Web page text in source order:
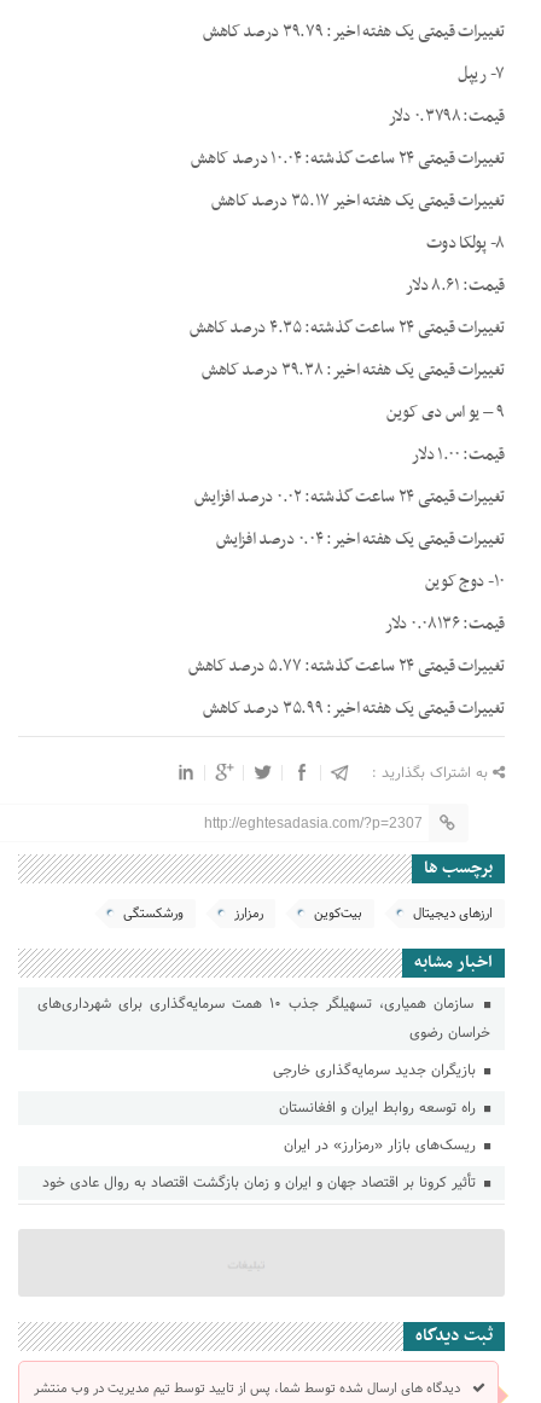
تغییرات قیمتی یک هفته اخیر: ۳۹.۷۹ درصد کاهش
۷- ریپل
قیمت: ۰.۳۷۹۸ دلار
تغییرات قیمتی ۲۴ ساعت گذشته: ۱۰.۰۴ درصد کاهش
تغییرات قیمتی یک هفته اخیر ۳۵.۱۷ درصد کاهش
۸- پولکا دوت
قیمت: ۸.۶۱ دلار
تغییرات قیمتی ۲۴ ساعت گذشته: ۴.۳۵ درصد کاهش
تغییرات قیمتی یک هفته اخیر: ۳۹.۳۸ درصد کاهش
۹ – یو اس دی کوین
قیمت: ۱.۰۰ دلار
تغییرات قیمتی ۲۴ ساعت گذشته: ۰.۰۲ درصد افزایش
تغییرات قیمتی یک هفته اخیر: ۰.۰۴ درصد افزایش
۱۰- دوج کوین
قیمت: ۰.۰۸۱۳۶ دلار
تغییرات قیمتی ۲۴ ساعت گذشته: ۵.۷۷ درصد کاهش
تغییرات قیمتی یک هفته اخیر: ۳۵.۹۹ درصد کاهش
به اشتراک بگذارید :
http://eghtesadasia.com/?p=2307
برچسب ها
ارزهای دیجیتال بیت‌کوین رمزارز ورشکستگی
اخبار مشابه
سازمان همیاری، تسهیلگر جذب ۱۰ همت سرمایه‌گذاری برای شهرداری‌های
خراسان رضوی
بازیگران جدید سرمایه‌گذاری خارجی
راه توسعه روابط ایران و افغانستان
ریسک‌های بازار «رمزارز» در ایران
تأثیر کرونا بر اقتصاد جهان و ایران و زمان بازگشت اقتصاد به روال عادی خود
ثبت دیدگاه
دیدگاه های ارسال شده توسط شما، پس از تایید توسط تیم مدیریت در وب منتشر